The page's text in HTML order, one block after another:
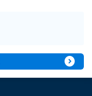
expand_circle_right